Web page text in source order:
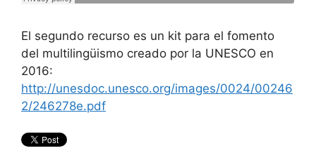
El segundo recurso es un kit para el fomento
del multilingüismo creado por la UNESCO en
2016:
http://unesdoc.unesco.org/images/0024/00246
2/246278e.pdf